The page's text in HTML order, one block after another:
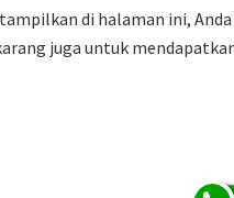
di halaman ini,
juga untuk